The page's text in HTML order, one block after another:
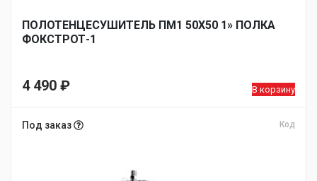
ПОЛОТЕНЦЕСУШИТЕЛЬ ПМ1 50Х50 1» ПОЛКА
ФОКСТРОТ-1
4 490 ₽ В корзину
Под заказ Код